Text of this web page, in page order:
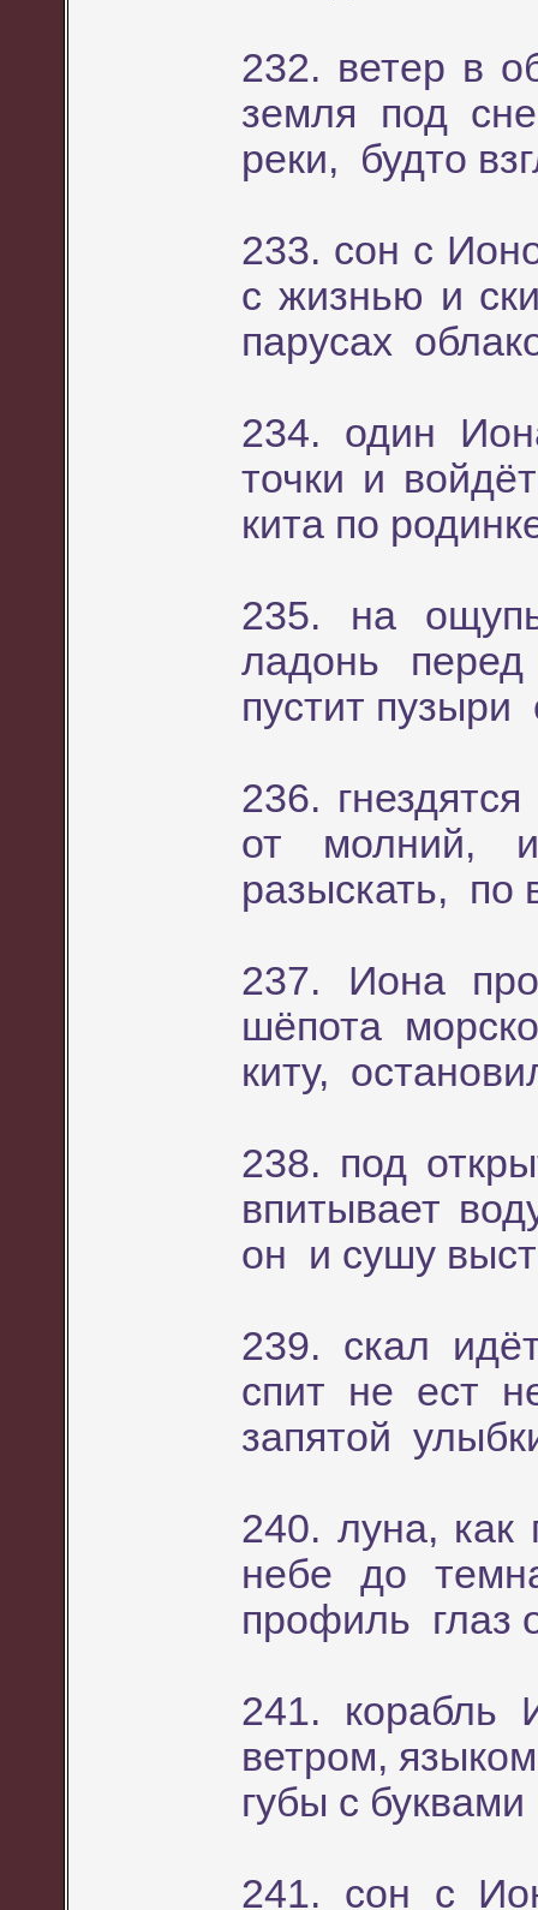
232. ветер в
земля под
реки, будто
233. сон с
с жизнью и
парусах
234. один
точки и
кита по
235. на
ладонь
пустит пузыри
236.
от молний,
разыскать, по
237. Иона
шёпота
киту,
238. под
впитывает
он и сушу
239. скал
спит не ест
запятой
240. луна,
небе до
профиль глаз
241. корабль
ветром,
губы с буквами
241. сон с